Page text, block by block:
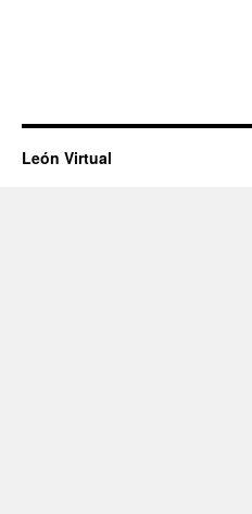
León Virtual